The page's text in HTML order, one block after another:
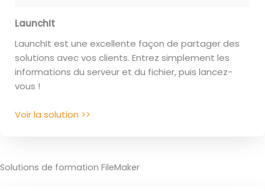
LaunchIt
LaunchIt est une excellente façon de partager des
solutions avec vos clients. Entrez simplement les
informations du serveur et du fichier, puis lancez-
vous !
Voir la solution >>
Solutions de formation FileMaker